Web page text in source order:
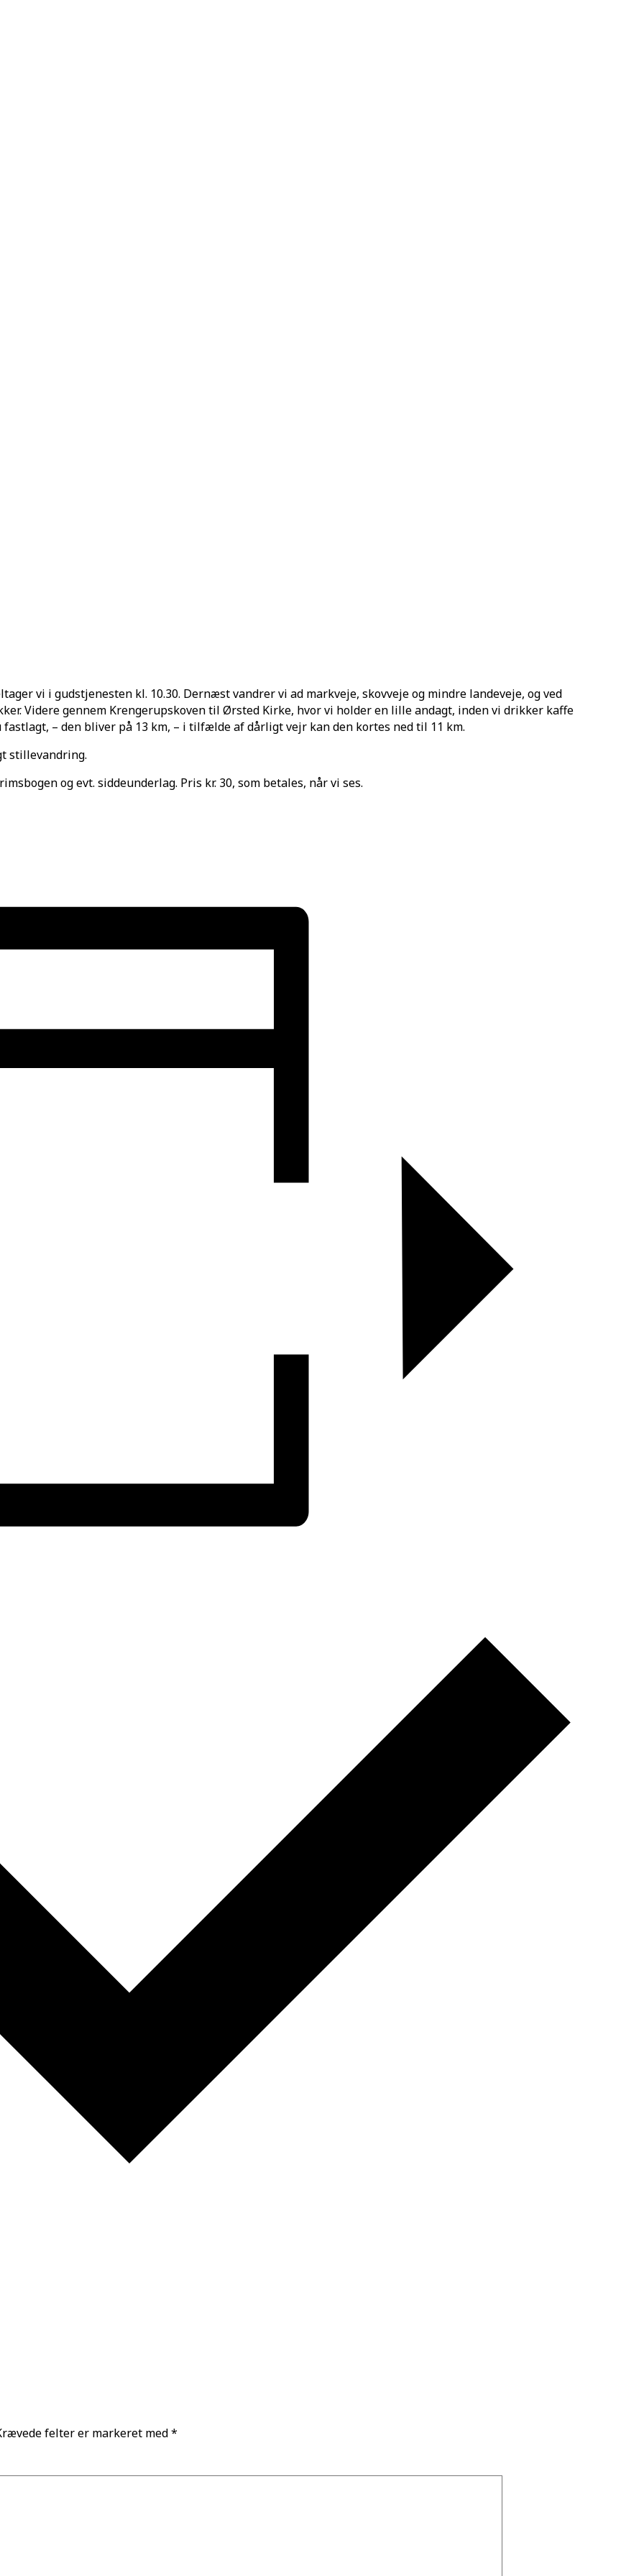
vi i gudstjenesten kl. 10.30. Dernæst vandrer vi ad markveje, skovveje og mindre landeveje, og ved
Videre gennem Krengerupskoven til Ørsted Kirke, hvor vi holder en lille andagt, inden vi drikker kaffe
– den bliver på 13 km, – i tilfælde af dårligt vejr kan den kortes ned til 11 km.
stillevandring.
og evt. siddeunderlag. Pris kr. 30, som betales, når vi ses.
felter er markeret med*